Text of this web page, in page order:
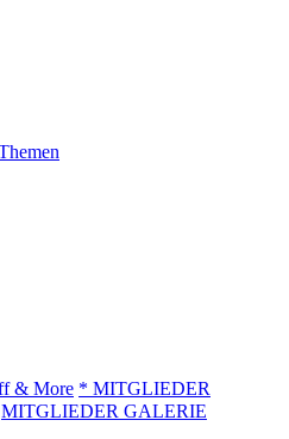
& More * MITGLIEDER
MITGLIEDER GALERIE